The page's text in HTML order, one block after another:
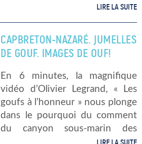
a plus d’un tour dans son
comment, des heures durant,
dans sa combinaison chauffée
[…]
LIRE LA SUITE
CAPBRETON-NAZARÉ. JUMELLES
DE GOUF. IMAGES DE OUF!
En 6 minutes, la magnifique
vidéo d’Olivier Legrand, « Les
goufs à l’honneur » nous plonge
dans le pourquoi du comment
du canyon sous-marin des
Landes. Les deux villes de